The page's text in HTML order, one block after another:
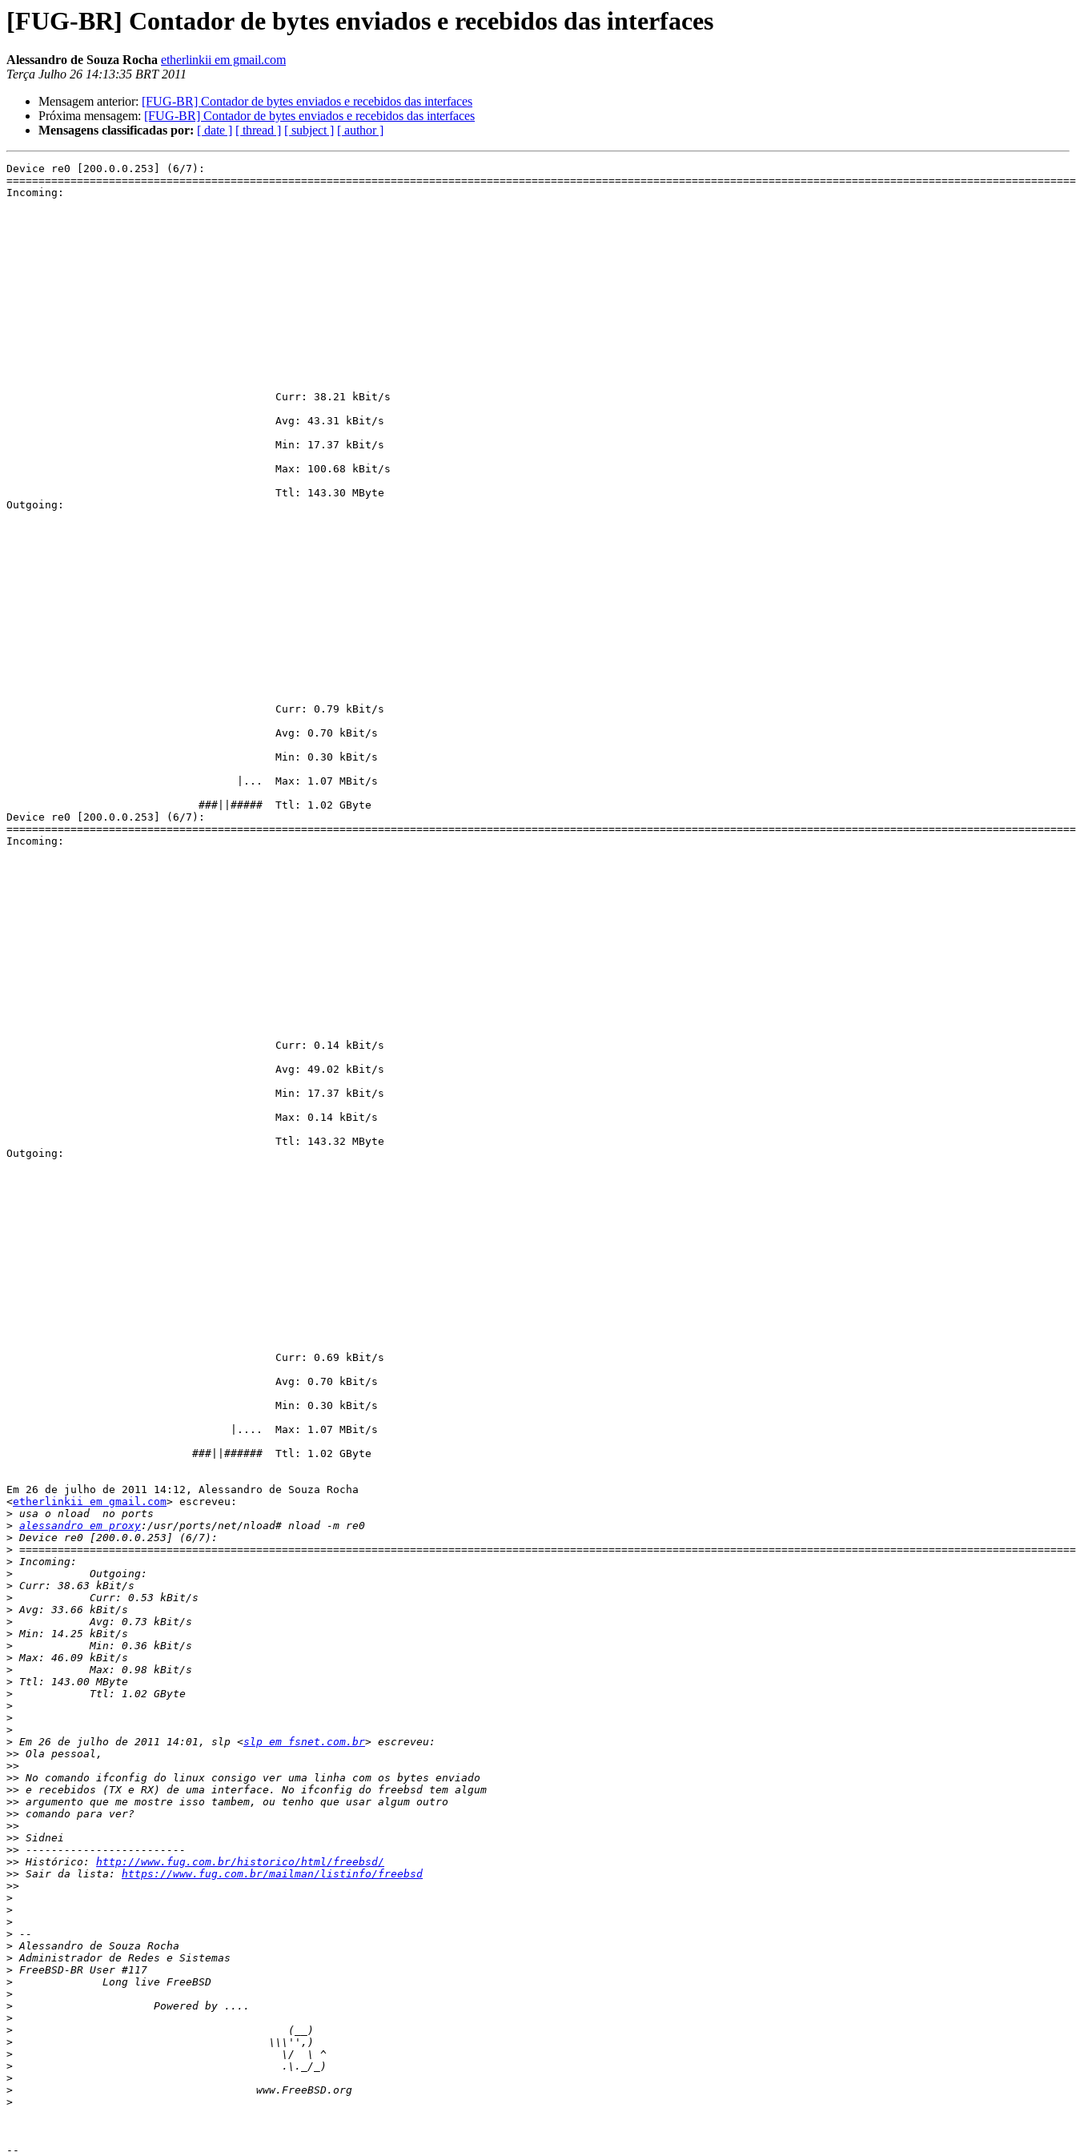
[FUG-BR] Contador de bytes enviados e recebidos das interfaces
Alessandro de Souza Rocha etherlinkii em gmail.com
Terça Julho 26 14:13:35 BRT 2011
Mensagem anterior: [FUG-BR] Contador de bytes enviados e recebidos das interfaces
Próxima mensagem: [FUG-BR] Contador de bytes enviados e recebidos das interfaces
Mensagens classificadas por: [ date ] [ thread ] [ subject ] [ author ]
Device re0 [200.0.0.253] (6/7):
=======================================================================================================================================================================
Incoming:
                                          Curr: 38.21 kBit/s
                                          Avg: 43.31 kBit/s
                                          Min: 17.37 kBit/s
                                          Max: 100.68 kBit/s
                                          Ttl: 143.30 MByte
Outgoing:
                                          Curr: 0.79 kBit/s
                                          Avg: 0.70 kBit/s
                                          Min: 0.30 kBit/s
                                    |...  Max: 1.07 MBit/s
                              ###||#####  Ttl: 1.02 GByte
Device re0 [200.0.0.253] (6/7):
=======================================================================================================================================================================
Incoming:
                                          Curr: 0.14 kBit/s
                                          Avg: 49.02 kBit/s
                                          Min: 17.37 kBit/s
                                          Max: 0.14 kBit/s
                                          Ttl: 143.32 MByte
Outgoing:
                                          Curr: 0.69 kBit/s
                                          Avg: 0.70 kBit/s
                                          Min: 0.30 kBit/s
                                   |....  Max: 1.07 MBit/s
                             ###||######  Ttl: 1.02 GByte
Em 26 de julho de 2011 14:12, Alessandro de Souza Rocha
<etherlinkii em gmail.com> escreveu:
>
> alessandro em proxy
>
>
>
>
>
>
>
>
>
>
>
>
>
>
>
>
>
> Em 26 de julho de 2011 14:01, slp <slp em fsnet.com.br
>>
>>
>>
>>
>>
>>
>>
>>
>>
>> Histórico: http://www.fug.com.br/historico/html/freebsd/
>> Sair da lista: https://www.fug.com.br/mailman/listinfo/freebsd
>>
>
>
>
>
>
>
>
>
>
>
>
>
>
>
>
>
>
>